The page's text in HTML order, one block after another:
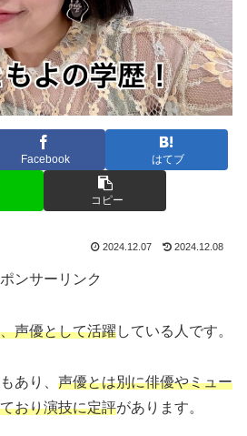
Facebook はてブ
コピー
2024.12.07 2024.12.08
ンサーリンク
声優として活躍している人です。
あり、 声優とは別に俳優やミュー
おり演技に定評があります。